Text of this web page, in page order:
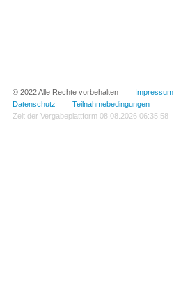
© 2022 Alle Rechte vorbehalten Impressum
Datenschutz
Teilnahmebedingungen
Zeit der Vergabeplattform 08.08.2026 06:35:58